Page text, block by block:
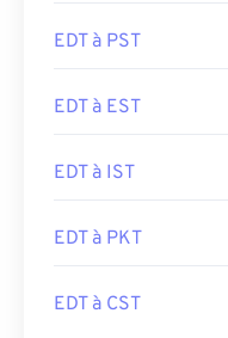
EDT à PST
EDT à EST
EDT à IST
EDT à PKT
EDT à CST